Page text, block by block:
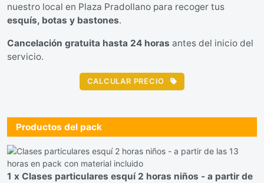
nuestro local en Plaza Pradollano para recoger tus
esquís, botas y bastones.
Cancelación gratuita hasta 24 horas antes del inicio del
servicio.
CALCULAR PRECIO
Productos del pack
1 x Clases particulares esquí 2 horas niños - a partir de